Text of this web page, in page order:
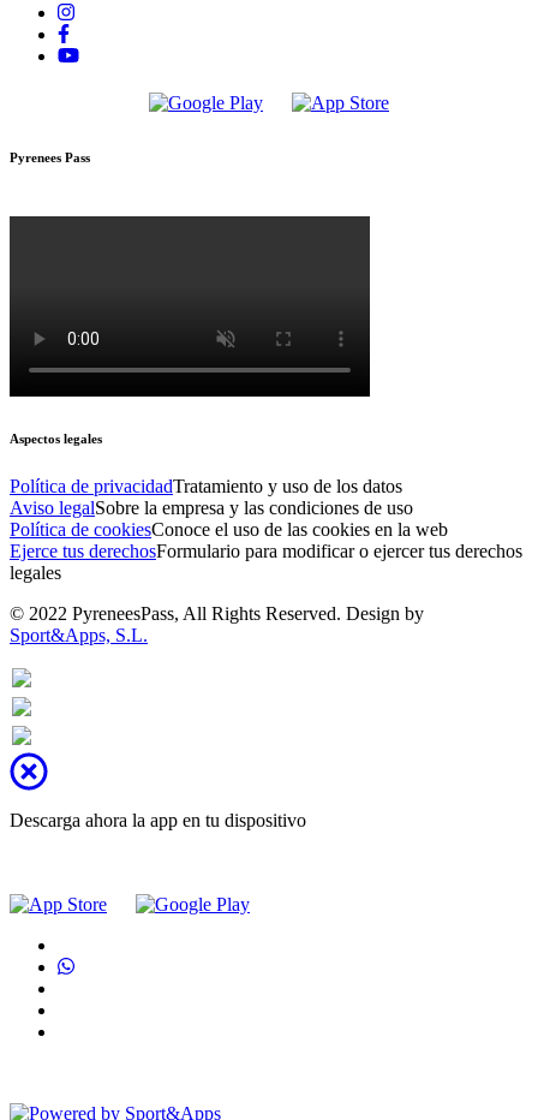
Pyrenees Pass
Aspectos legales
Política de privacidadTratamiento y uso de los datos
Aviso legalSobre la empresa y las condiciones de uso
Política de cookiesConoce el uso de las cookies en la web
Ejerce tus derechosFormulario para modificar o ejercer tus derechos
legales
© 2022 PyreneesPass, All Rights Reserved. Design by
Sport&Apps, S.L.
Descarga ahora la app en tu dispositivo